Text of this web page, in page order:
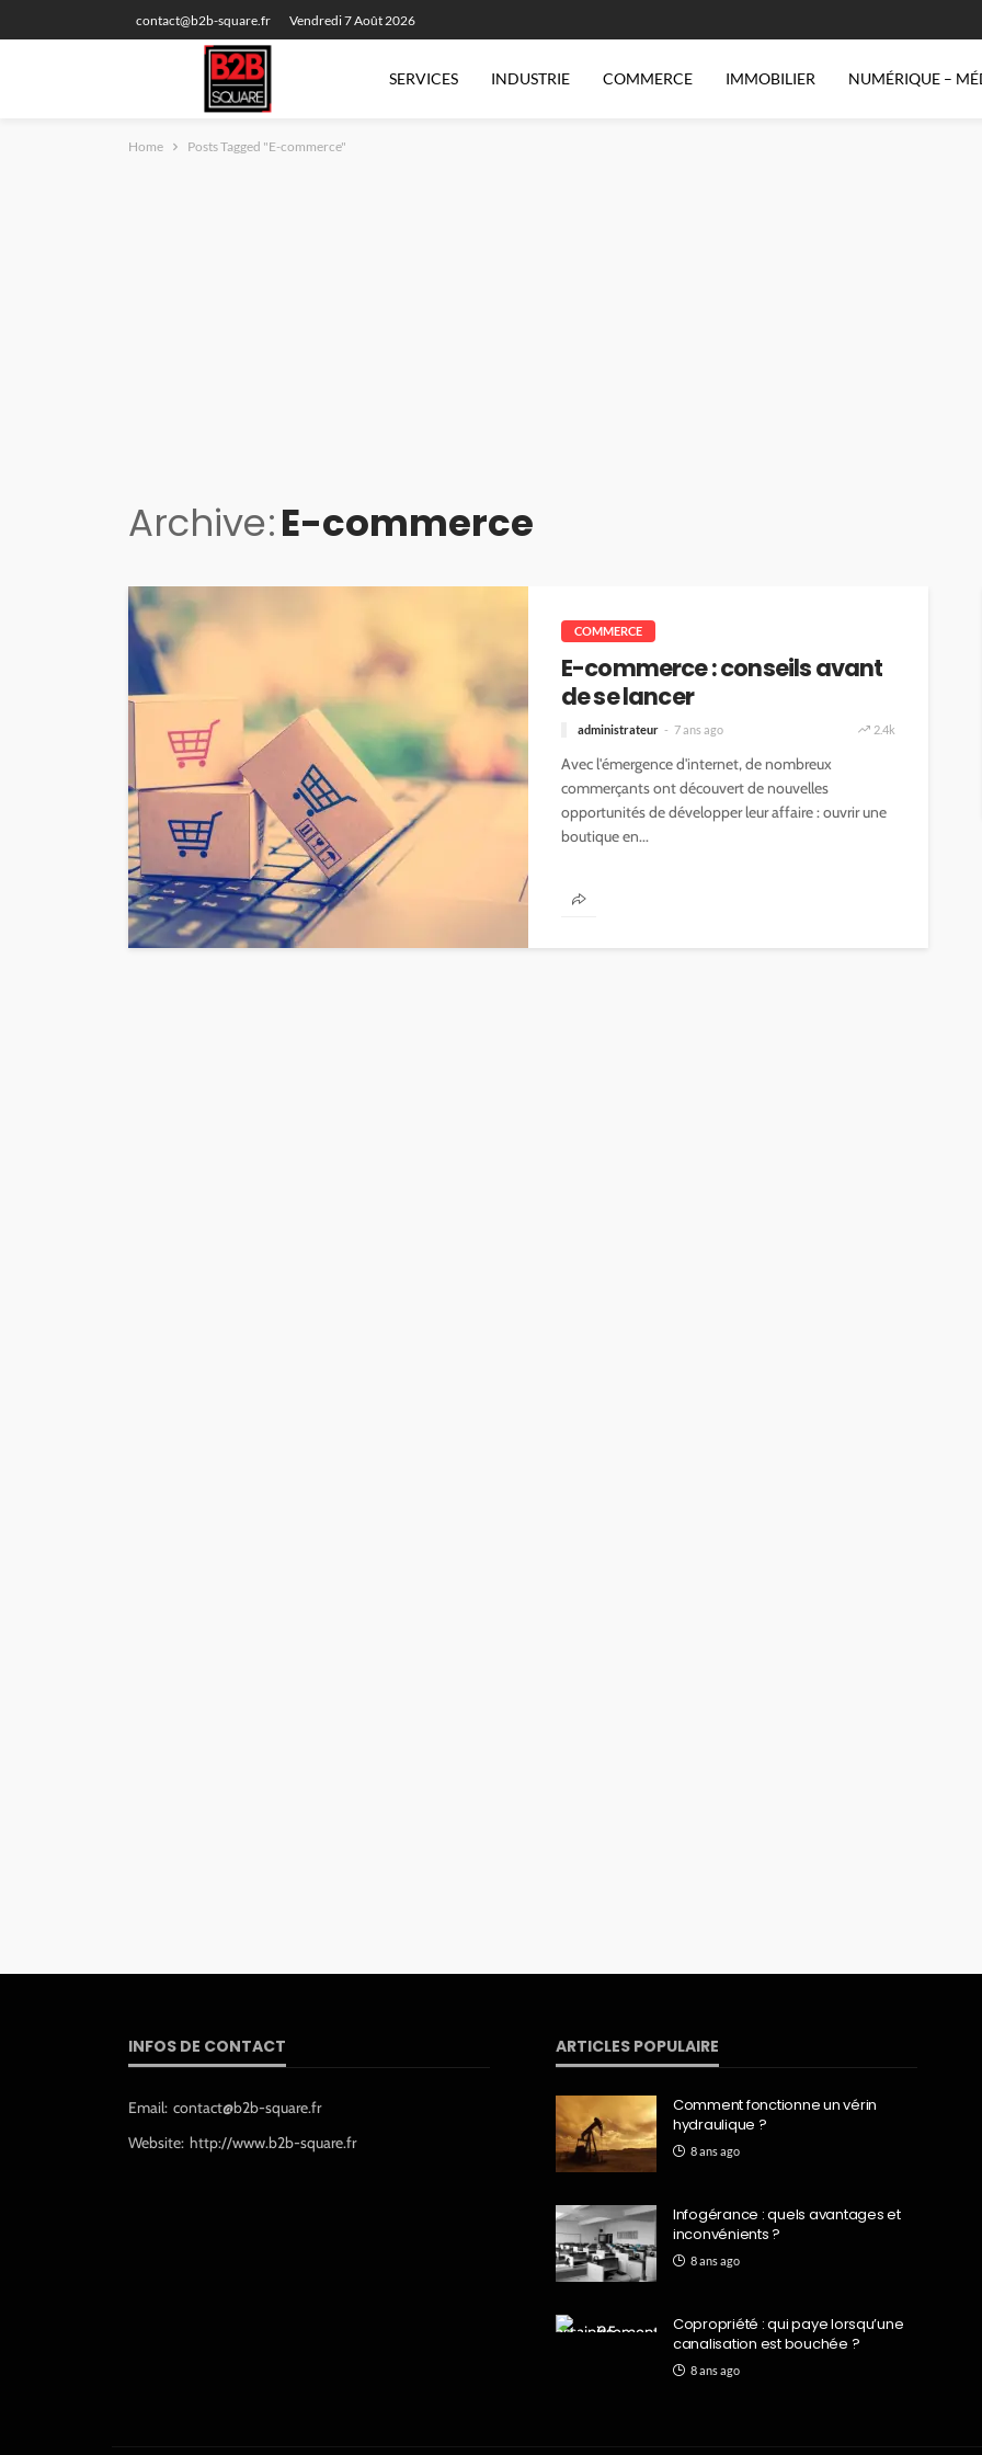
contact@b2b-square.fr Vendredi 7 Août 2026
SERVICES INDUSTRIE COMMERCE IMMOBILIER NUMÉRIQUE –
Home Posts Tagged "E-commerce"
Archive E-commerce
COMMERCE
E-commerce : conseils avant
de se lancer
administrateur 7 ans ago 2.4k
Avec l'émergence d'internet, de nombreux
commerçants ont découvert de nouvelles
opportunités de développer leur affaire : ouvrir une
boutique en...
INFOS DE CONTACT
Email: contact@b2b-square.fr
Website: http://www.b2b-square.fr
ARTICLES POPULAIRE
Comment fonctionne un vérin
hydraulique ?
8 ans ago
Infogérance : quels avantages et
inconvénients ?
8 ans ago
Copropriété : qui paye lorsqu’une
canalisation est bouchée ?
8 ans ago